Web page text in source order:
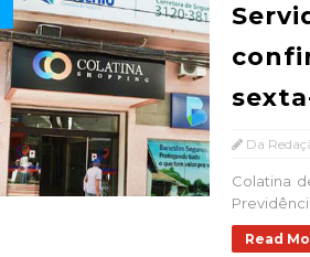
Da
Colatina
Read